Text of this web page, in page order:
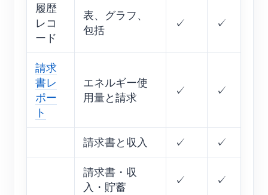
履歴
レコ
ード
表、グラフ、
包括
✓ ✓
請求
書レ
ポー
ト
エネルギー使
用量と請求
✓ ✓
請求書と収入 ✓ ✓
請求書・収
入・貯蓄
✓ ✓